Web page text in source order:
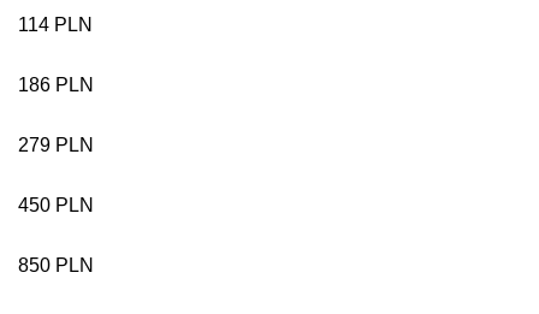
114 PLN
186 PLN
279 PLN
450 PLN
850 PLN